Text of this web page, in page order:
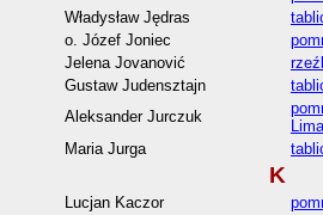
Władysław Jędras
o. Józef Joniec
Jelena Jovanović
Gustaw Judensztajn
Aleksander Jurczuk
Maria Jurga
K
Lucjan Kaczor